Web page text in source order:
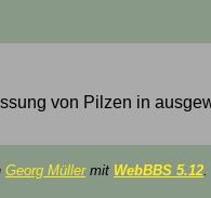
von Pilzen in
Georg Müllermit WebBBS 5.12.